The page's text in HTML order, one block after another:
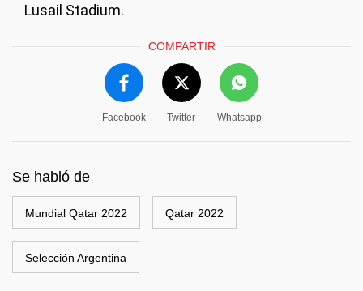
Lusail Stadium.
COMPARTIR
Facebook Twitter Whatsapp
Se habló de
Mundial Qatar 2022 Qatar 2022
Selección Argentina